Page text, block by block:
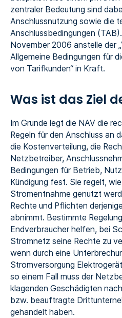
zentraler Bedeutung sind
Anschlussnutzung sowie die
Anschlussbedingungen
November 2006 anstelle der
Allgemeine Bedingungen für
von Tarifkunden“ in Kraft.
Was ist das Ziel
Im Grunde legt die NAV die
Regeln für den Anschluss an
die Kostenverteilung, die
Netzbetreiber,
Bedingungen für Betrieb,
Kündigung fest. Sie regelt,
Stromentnahme genutzt
Rechte und Pflichten
abnimmt. Bestimmte
Endverbraucher helfen, bei
Stromnetz seine Rechte zu
wenn durch eine
Stromversorgung
so einem Fall muss der
klagenden Geschädigten
bzw. beauftragte
gehandelt haben.